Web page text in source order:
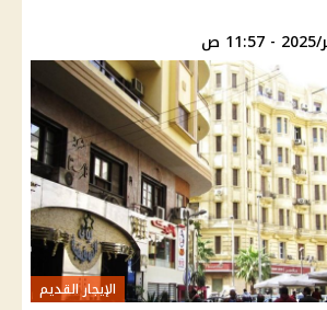
الإيجار القديم